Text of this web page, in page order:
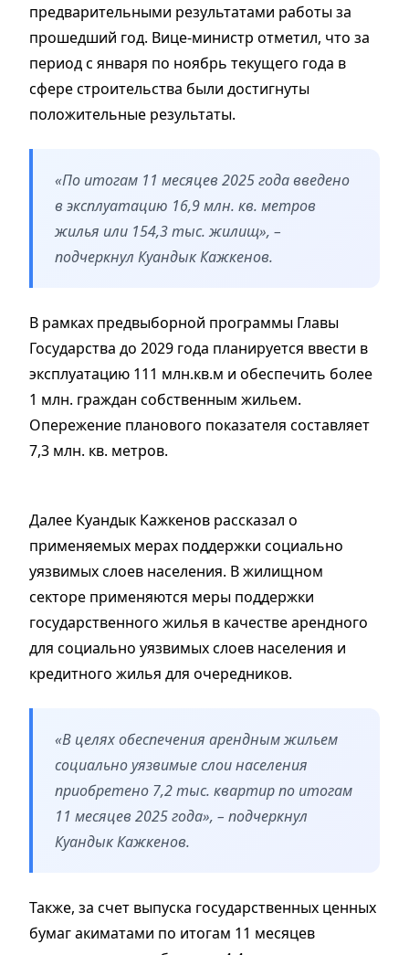
предварительными результатами работы за
прошедший год. Вице-министр отметил, что за
период с января по ноябрь текущего года в
сфере строительства были достигнуты
положительные результаты.
«По итогам 11 месяцев 2025 года введено
в эксплуатацию 16,9 млн. кв. метров
жилья или 154,3 тыс. жилищ», –
подчеркнул Куандык Кажкенов.
В рамках предвыборной программы Главы
Государства до 2029 года планируется ввести в
эксплуатацию 111 млн.кв.м и обеспечить более
1 млн. граждан собственным жильем.
Опережение планового показателя составляет
7,3 млн. кв. метров.
Далее Куандык Кажкенов рассказал о
применяемых мерах поддержки социально
уязвимых слоев населения. В жилищном
секторе применяются меры поддержки
государственного жилья в качестве арендного
для социально уязвимых слоев населения и
кредитного жилья для очередников.
«В целях обеспечения арендным жильем
социально уязвимые слои населения
приобретено 7,2 тыс. квартир по итогам
11 месяцев 2025 года», – подчеркнул
Куандык Кажкенов.
Также, за счет выпуска государственных ценных
бумаг акиматами по итогам 11 месяцев